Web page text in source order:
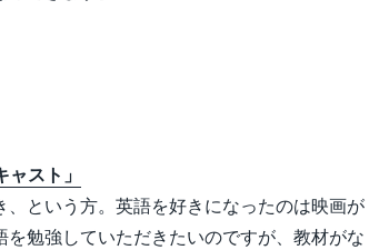
スト」
という方。英語を好きになったのは映画が
勉強していただきたいのですが、教材がな